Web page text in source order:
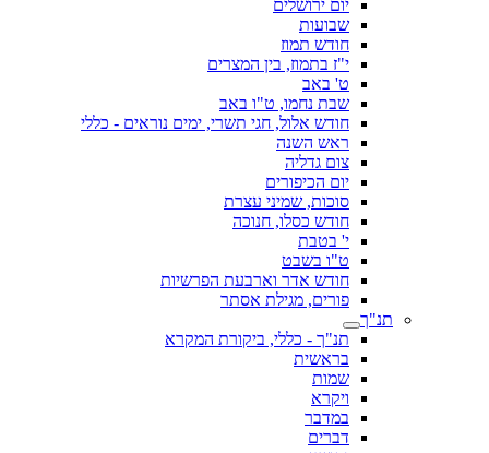
יום ירושלים
שבועות
חודש תמוז
י"ז בתמוז, בין המצרים
ט' באב
שבת נחמו, ט"ו באב
חודש אלול, חגי תשרי, ימים נוראים - כללי
ראש השנה
צום גדליה
יום הכיפורים
סוכות, שמיני עצרת
חודש כסלו, חנוכה
י' בטבת
ט"ו בשבט
חודש אדר וארבעת הפרשיות
פורים, מגילת אסתר
תנ"ך
תנ"ך - כללי, ביקורת המקרא
בראשית
שמות
ויקרא
במדבר
דברים